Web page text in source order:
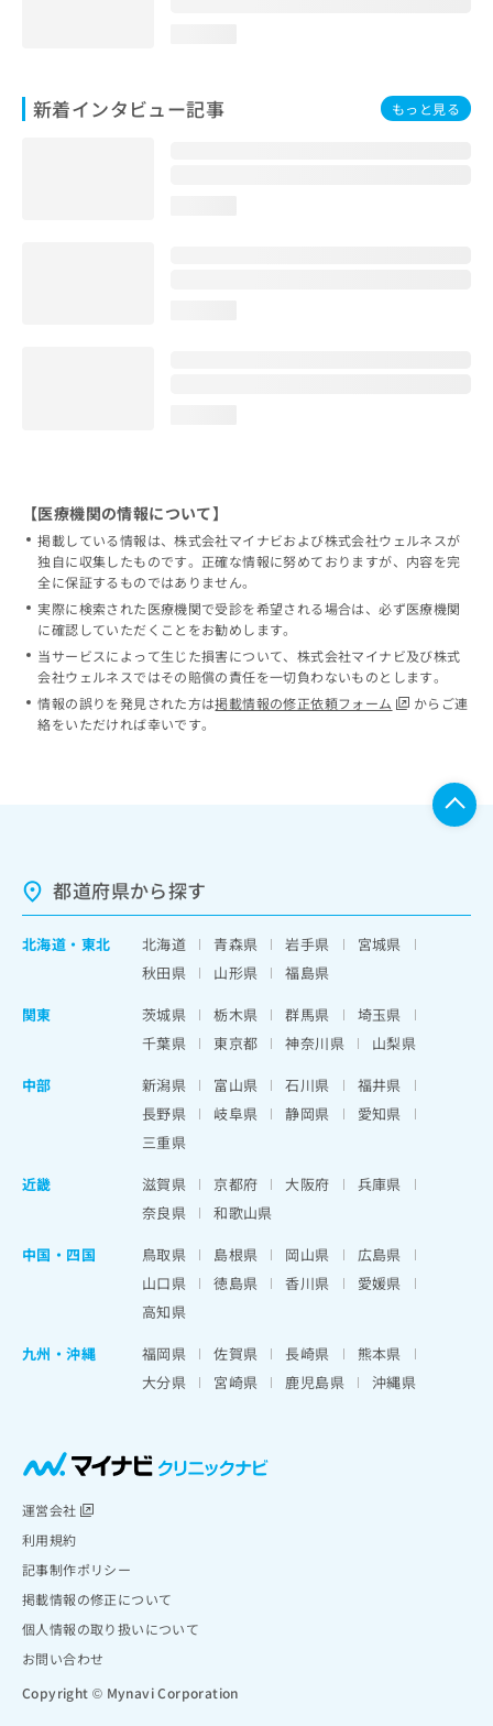
新着インタビュー記事 もっと見る
【医療機関の情報について】
掲載している情報は、株式会社マイナビおよび株式会社ウェルネスが
独自に収集したものです。正確な情報に努めておりますが、内容を完
全に保証するものではありません。
実際に検索された医療機関で受診を希望される場合は、必ず医療機関
に確認していただくことをお勧めします。
当サービスによって生じた損害について、株式会社マイナビ及び株式
会社ウェルネスではその賠償の責任を一切負わないものとします。
情報の誤りを発見された方は掲載情報の修正依頼フォーム
からご連
絡をいただければ幸いです。
都道府県から探す
北海道 ・ 東北 北海道 青森県 岩手県
宮城県
秋田県
山形県
福島県
関東
茨城県 栃木県 群馬県
埼玉県
千葉県
東京都 神奈川県
山梨県
中部
新潟県 富山県 石川県
福井県
長野県
岐阜県 静岡県
愛知県
三重県
近畿
滋賀県 京都府 大阪府
兵庫県
奈良県
和歌山県
中国・四国
鳥取県 島根県 岡山県
広島県
山口県
徳島県 香川県
愛媛県
高知県
九州・沖縄
福岡県 佐賀県 長崎県
熊本県
大分県
宮崎県 鹿児島県 沖縄県
運営会社
利用規約
記事制作ポリシー
掲載情報の修正について
個人情報の取り扱いについて
お問い合わせ
Copyright © Mynavi Corporation